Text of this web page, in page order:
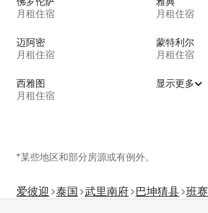
月租住宿
月租住宿
迈阿密
月租住宿
蒙特利尔
月租住宿
西雅图
月租住宿
显示更多
*某些地区和部分房源或有例外。
爱彼迎 泰国 武里南府 巴坤猜县 班赛